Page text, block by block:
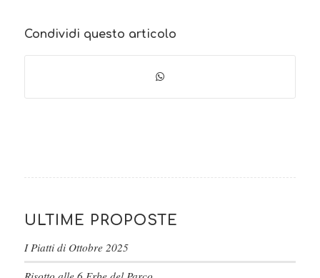
Condividi questo articolo
ULTIME PROPOSTE
I Piatti di Ottobre 2025